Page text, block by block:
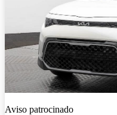
Aviso patrocinado